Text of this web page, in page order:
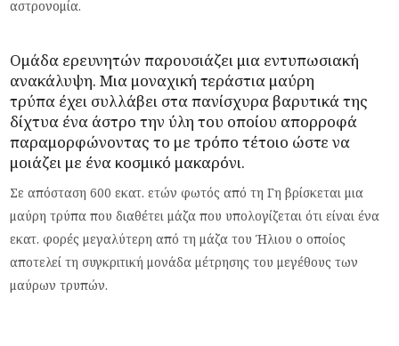
αστρονομία.
Ομάδα ερευνητών παρουσιάζει μια εντυπωσιακή
ανακάλυψη. Μια μοναχική τεράστια μαύρη
τρύπα έχει συλλάβει στα πανίσχυρα βαρυτικά της
δίχτυα ένα άστρο την ύλη του οποίου απορροφά
παραμορφώνοντας το με τρόπο τέτοιο ώστε να
μοιάζει με ένα κοσμικό μακαρόνι.
Σε απόσταση 600 εκατ. ετών φωτός από τη Γη βρίσκεται μια
μαύρη τρύπα που διαθέτει μάζα που υπολογίζεται ότι είναι ένα
εκατ. φορές μεγαλύτερη από τη μάζα του Ήλιου ο οποίος
αποτελεί τη συγκριτική μονάδα μέτρησης του μεγέθους των
μαύρων τρυπών.